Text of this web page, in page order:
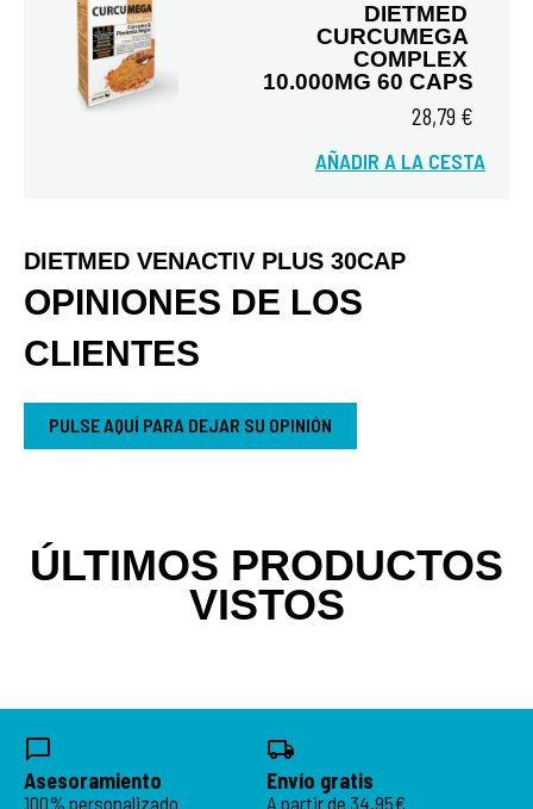
DIETMED
CURCUMEGA
COMPLEX
10.000MG 60 CAPS
28,79 €
AÑADIR A LA CESTA
DIETMED VENACTIV PLUS 30CAP
OPINIONES DE LOS
CLIENTES
PULSE AQUÍ PARA DEJAR SU OPINIÓN
ÚLTIMOS PRODUCTOS
VISTOS
Asesoramiento
100% personalizado
Envío gratis
A partir de 34,95€